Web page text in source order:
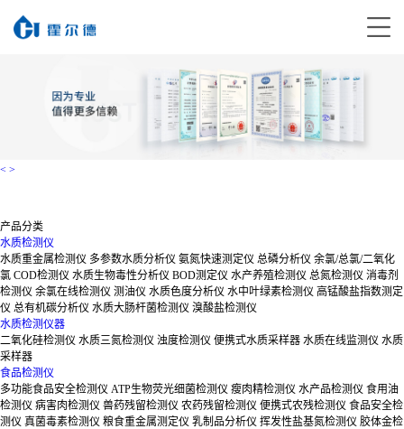
< >
产品分类
水质检测仪
水质重金属检测仪 多参数水质分析仪 氨氮快速测定仪 总磷分析仪 余氯/总氯/二氧化
氯 COD检测仪 水质生物毒性分析仪 BOD测定仪 水产养殖检测仪 总氮检测仪 消毒剂
检测仪 余氯在线检测仪 测油仪 水质色度分析仪 水中叶绿素检测仪 高锰酸盐指数测定
仪 总有机碳分析仪 水质大肠杆菌检测仪 溴酸盐检测仪
水质检测仪器
二氧化硅检测仪 水质三氮检测仪 浊度检测仪 便携式水质采样器 水质在线监测仪 水质
采样器
食品检测仪
多功能食品安全检测仪 ATP生物荧光细菌检测仪 瘦肉精检测仪 水产品检测仪 食用油
检测仪 病害肉检测仪 兽药残留检测仪 农药残留检测仪 便携式农残检测仪 食品安全检
测仪 真菌毒素检测仪 粮食重金属测定仪 乳制品分析仪 挥发性盐基氮检测仪 胶体金检